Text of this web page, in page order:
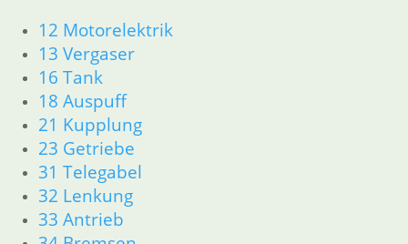
12 Motorelektrik
13 Vergaser
16 Tank
18 Auspuff
21 Kupplung
23 Getriebe
31 Telegabel
32 Lenkung
33 Antrieb
inkl. MwSt.
zzgl.Versandkosten
In den Warenkorb
Kombischalter rechts
187,44
Artikelnummer: 1244417
inkl. MwSt.